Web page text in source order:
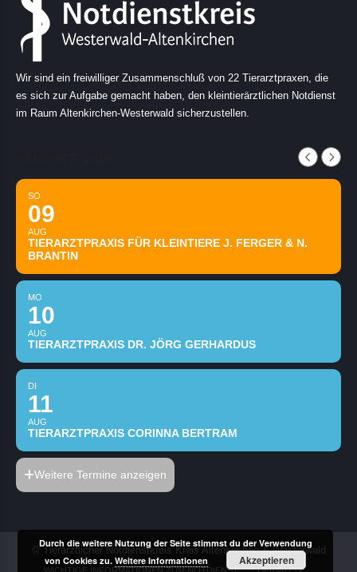
Wir sind ein freiwilliger Zusammenschluß von 22 Tierarztpraxen, die
es sich zur Aufgabe gemacht haben, den kleintierärztlichen Notdienst
im Raum Altenkirchen-Westerwald sicherzustellen.
SO
09
AUG
TIERARZTPRAXIS FÜR KLEINTIERE J. FERGER & N.
BRANTIN
MO
10
AUG
TIERARZTPRAXIS DR. JÖRG GERHARDUS
DI
11
AUG
TIERARZTPRAXIS CORINNA BERTRAM
Weitere Termine anzeigen
© Tierärztlicher Notdienstkreis Kreis Altenkirchen & Westerwald
Durch die weitere Nutzung der Seite stimmst du der Verwendung
von Cookies zu.Weitere Informationen Akzeptieren